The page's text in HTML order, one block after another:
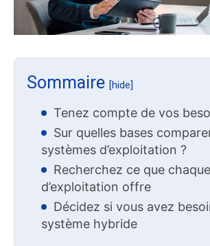
Sommaire [hide]
Tenez compte de vos
Sur quelles bases
systèmes d’exploitation ?
Recherchez ce que
d’exploitation offre
Décidez si vous avez
système hybride